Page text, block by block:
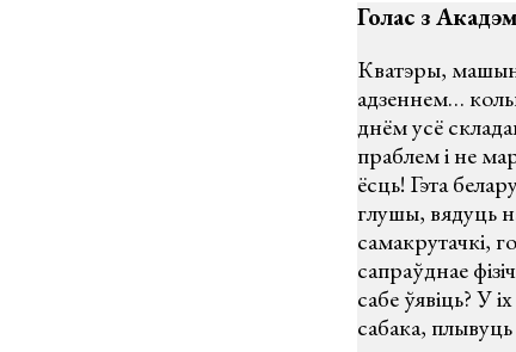
Голас з
Кватэры,
адзеннем…
днём усё
праблем і не
ёсць! Гэта
глушы, вядуць
самакрутачкі,
сапраўднае
сабе ўявіць? У
сабака,